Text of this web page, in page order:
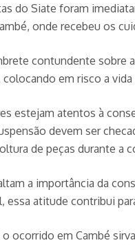
do Siate foram
onde recebeu os
contundente sobre
em risco a
estejam atentos à
devem ser
de peças durante a
a importância da
essa atitude contribui
ocorrido em Cambé